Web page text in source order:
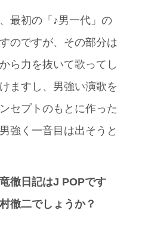
最初の「♪男一代」の
のですが、その部分は
ら力を抜いて歌ってし
ますし、男強い演歌を
セプトのもとに作った
強く一音目は出そうと
徹日記はJ POPです
徹二でしょうか？